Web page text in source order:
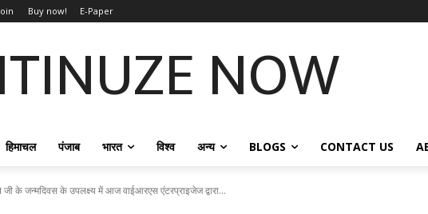
Buy now! E-Paper
NOW
हिमाचल पंजाब भारत विश्व अन्य BLOGS CONTACT US
जी के जन्मदिवस के उपलक्ष्य में आज वाईआरएस एंटरप्राइजेज द्वारा...